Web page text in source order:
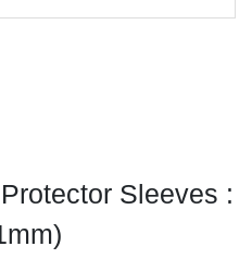
Sleeves :